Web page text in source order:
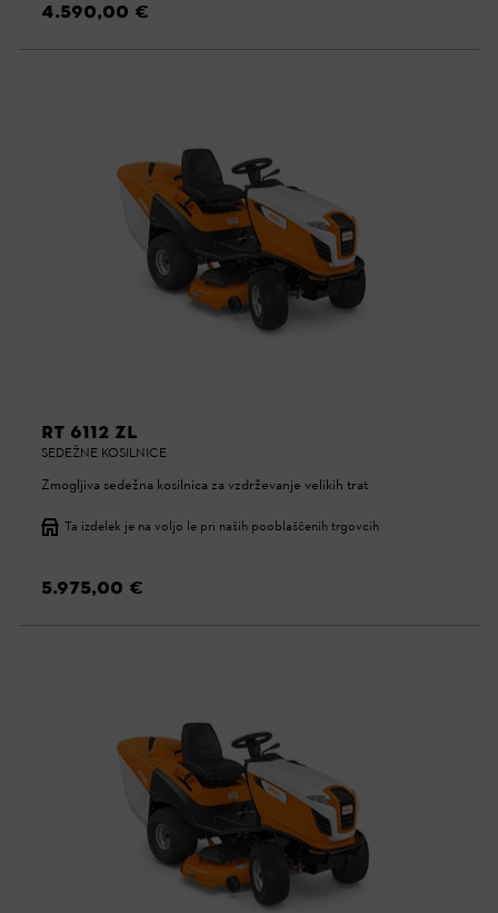
4.590,00 €
RT 6112 ZL
SEDEŽNE KOSILNICE
Zmogljiva sedežna kosilnica za vzdrževanje velikih trat
Ta izdelek je na voljo le pri naših pooblaščenih trgovcih
5.975,00 €